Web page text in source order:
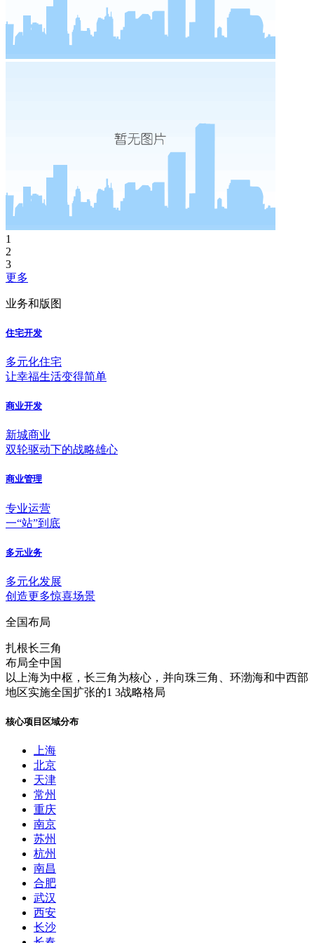
1
2
3
更多
业务和版图
住宅开发
多元化住宅
让幸福生活变得简单
商业开发
新城商业
双轮驱动下的战略雄心
商业管理
专业运营
一“站”到底
多元业务
多元化发展
创造更多惊喜场景
全国布局
扎根长三角
布局全中国
以上海为中枢，长三角为核心，并向珠三角、环渤海和中西部
地区实施全国扩张的1 3战略格局
核心项目区域分布
上海
北京
天津
常州
重庆
南京
苏州
杭州
南昌
合肥
武汉
西安
长沙